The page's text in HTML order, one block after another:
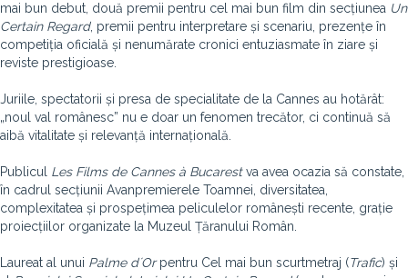
mai bun debut, două premii pentru cel mai bun film din secțiunea Un
Certain Regard, premii pentru interpretare și scenariu, prezențe în
competiția oficială și nenumărate cronici entuziasmate în ziare și
reviste prestigioase.
Juriile, spectatorii și presa de specialitate de la Cannes au hotărât:
„noul val românesc” nu e doar un fenomen trecător, ci continuă să
aibă vitalitate și relevanță internațională.
Publicul Les Films de Cannes à Bucarestva avea ocazia să constate,
în cadrul secțiunii Avanpremierele Toamnei, diversitatea,
complexitatea și prospețimea peliculelor românești recente, grație
proiecțiilor organizate la Muzeul Țăranului Român.
Laureat al unui Palme d´Orpentru Cel mai bun scurtmetraj (Trafic) și